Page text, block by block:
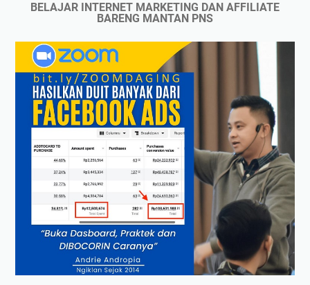
BELAJAR INTERNET MARKETING DAN AFFILIATE
BARENG MANTAN PNS